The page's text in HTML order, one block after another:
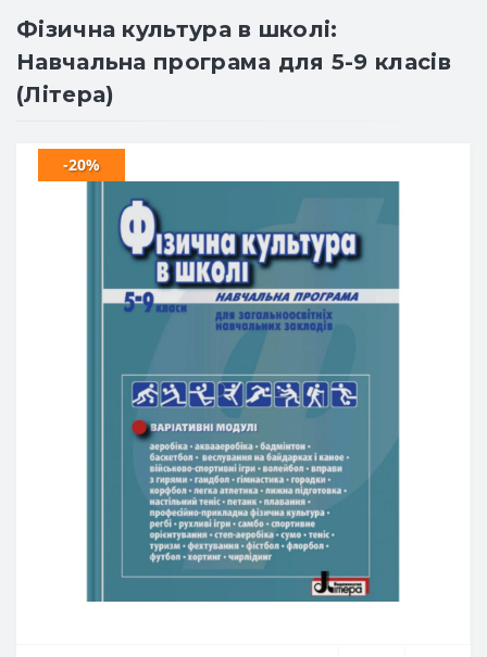
Фізична культура в школі:
Навчальна програма для 5-9 класів
(Літера)
-20%